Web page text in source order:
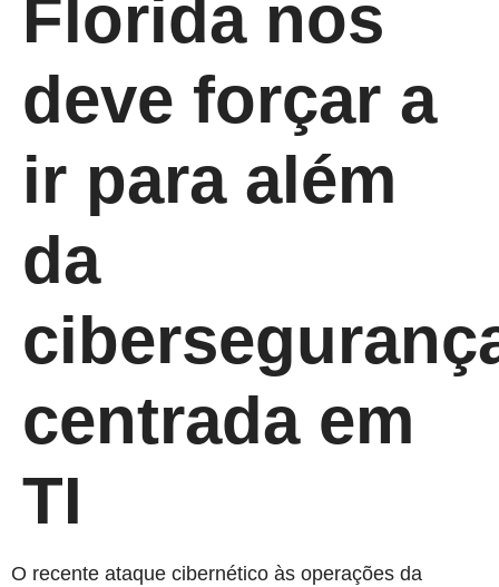
Florida nos
deve forçar a
ir para além
da
centrada em
TI
O recente ataque cibernético às operações da